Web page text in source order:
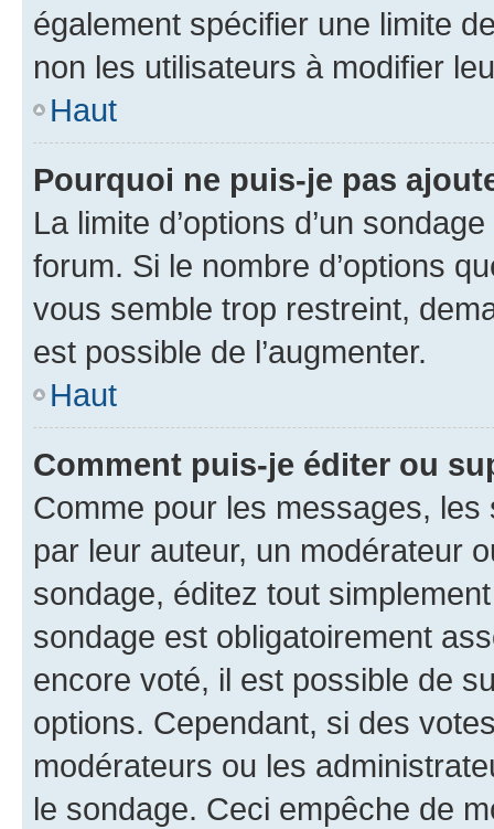
également spécifier une limite
non les utilisateurs à modifier
Haut
Pourquoi ne puis-je pas
La limite d’options d’un
forum. Si le nombre d’options
vous semble trop restreint,
est possible de l’augmenter.
Haut
Comment puis-je éditer ou
Comme pour les messages,
par leur auteur, un modérateur
sondage, éditez tout
sondage est obligatoirement
encore voté, il est possible de
options. Cependant, si des
modérateurs ou les
le sondage. Ceci empêche de